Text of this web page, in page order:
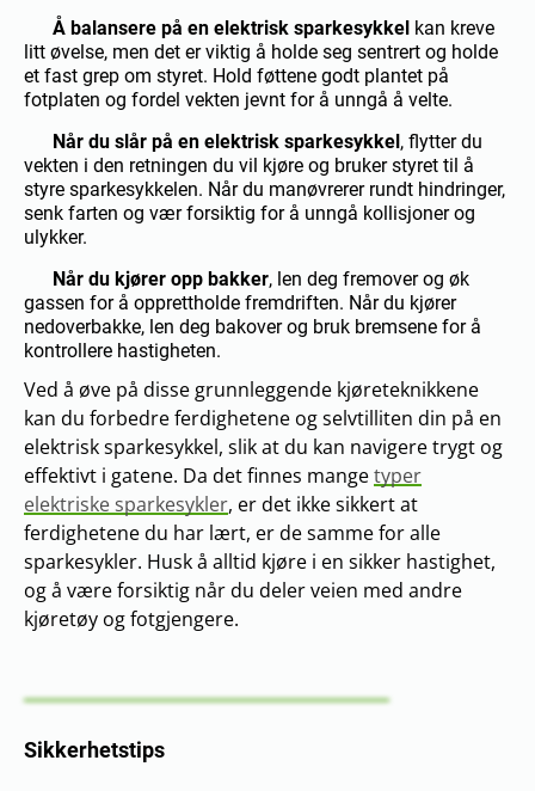
Å balansere på en elektrisk sparkesykkel kan kreve
litt øvelse, men det er viktig å holde seg sentrert og holde
et fast grep om styret. Hold føttene godt plantet på
fotplaten og fordel vekten jevnt for å unngå å velte.
Når du slår på en elektrisk sparkesykkel, flytter du
vekten i den retningen du vil kjøre og bruker styret til å
styre sparkesykkelen. Når du manøvrerer rundt hindringer,
senk farten og vær forsiktig for å unngå kollisjoner og
ulykker.
Når du kjører opp bakker, len deg fremover og øk
gassen for å opprettholde fremdriften. Når du kjører
nedoverbakke, len deg bakover og bruk bremsene for å
kontrollere hastigheten.
Ved å øve på disse grunnleggende kjøreteknikkene
kan du forbedre ferdighetene og selvtilliten din på en
elektrisk sparkesykkel, slik at du kan navigere trygt og
effektivt i gatene. Da det finnes mangetyper
elektriske sparkesykler, er det ikke sikkert at
ferdighetene du har lært, er de samme for alle
sparkesykler. Husk å alltid kjøre i en sikker hastighet,
og å være forsiktig når du deler veien med andre
kjøretøy og fotgjengere.
Sikkerhetstips